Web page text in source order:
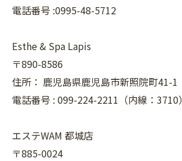
電話番号 :0995-48-5712
Esthe & Spa Lapis
〒890-8586
住所： 鹿児島県鹿児島市新照院町41-1
電話番号 : 099-224-2211（内線：3710）
エステWAM 都城店
〒885-0024